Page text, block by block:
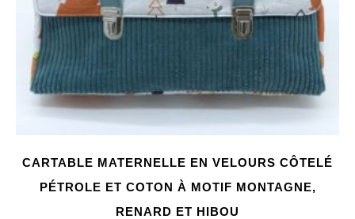
CARTABLE MATERNELLE EN VELOURS CÔTELÉ
PÉTROLE ET COTON À MOTIF MONTAGNE,
RENARD ET HIBOU